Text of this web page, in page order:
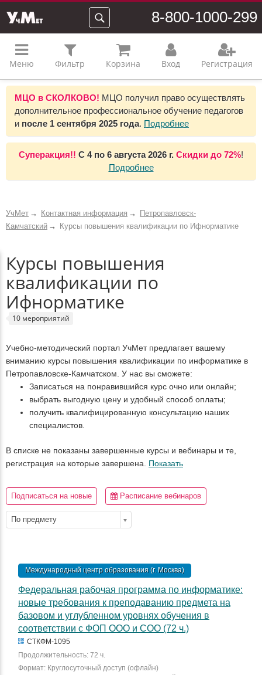
8-800-1000-299
Меню Фильтр Корзина Вход Регистрация
МЦО в СКОЛКОВО! МЦО получил право осуществлять
дополнительное профессиональное обучение педагогов
и после 1 сентября 2025 года. Подробнее
Суперакция!! С 4 по 6 августа 2026 г. Скидки до 72%!
Подробнее
УчМет Контактная информация
Петропавловск-
Камчатский
Курсы повышения квалификации по Ифнорматике
Курсы повышения
квалификации по
Ифнорматике
10 мероприятий
Учебно-методический портал УчМет предлагает вашему
вниманию курсы повышения квалификации по информатике в
Петропавловске-Камчатском. У нас вы сможете:
Записаться на понравившийся курс очно или онлайн;
выбрать выгодную цену и удобный способ оплаты;
получить квалифицированную консультацию наших
специалистов.
В списке не показаны завершенные курсы и вебинары и те,
регистрация на которые завершена. Показать
Подписаться на новые Расписание вебинаров
По предмету
Международный центр образования (г. Москва)
Федеральная рабочая программа по информатике:
новые требования к преподаванию предмета на
базовом и углубленном уровнях обучения в
соответствии с ФОП ООО и СОО (72 ч.)
СТКФМ-1095
Продолжительность: 72 ч.
Формат: Круглосуточный доступ (офлайн)